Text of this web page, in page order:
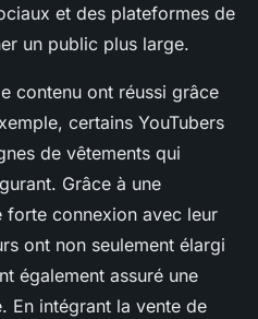
et des plateformes de
un public plus large.
contenu ont réussi grâce
certains YouTubers
de vêtements qui
Grâce à une
forte connexion avec leur
ont non seulement élargi
également assuré une
En intégrant la vente de